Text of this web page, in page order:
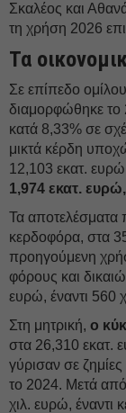
Σκαλέος και
τη χρήση 2026
Τα
Σε επίπεδο
διαμορφώθηκε το
κατά 8,33% σε
μικτά κέρδη
12,103 εκατ.
1,974 εκατ. ευρώ,
Τα αποτελέσματα
κερδοφόρα, στα
προηγούμενη
φόρους και
ευρώ, έναντι 560
Στη μητρική, ο
στα 26,310 εκατ.
γύρισαν σε
το 2024. Μετά από
χιλ. ευρώ, έναντι